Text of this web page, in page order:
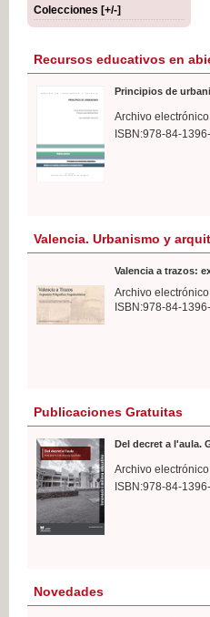
Colecciones [+/-]
Recursos educativos en
Principios de
Archivo
ISBN:978-84-
Valencia. Urbanismo y
Valencia a trazos:
Archivo
ISBN:978-84-
Publicaciones Gratuitas
Del decret a l'aula.
Archivo
ISBN:978-84-
Novedades